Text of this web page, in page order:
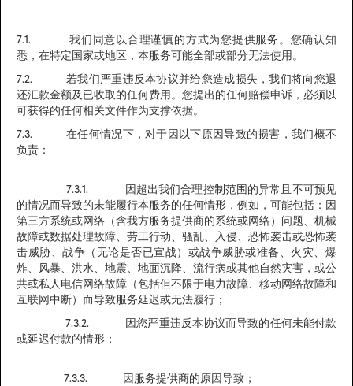
7.1. 我们同意以合理谨慎的方式为您提供服务。您确认知
悉，在特定国家或地区，本服务可能全部或部分无法使用。
7.2. 若我们严重违反本协议并给您造成损失，我们将向您退
还汇款金额及已收取的任何费用。您提出的任何赔偿申诉，必须以
可获得的任何相关文件作为支撑依据。
7.3. 在任何情况下，对于因以下原因导致的损害，我们概不
负责：
7.3.1. 因超出我们合理控制范围的异常且不可预见
的情况而导致的未能履行本服务的任何情形，例如，可能包括：因
第三方系统或网络（含我方服务提供商的系统或网络）问题、机械
故障或数据处理故障、劳工行动、骚乱、入侵、恐怖袭击或恐怖袭
击威胁、战争（无论是否已宣战）或战争威胁或准备、火灾、爆
炸、风暴、洪水、地震、地面沉降、流行病或其他自然灾害，或公
共或私人电信网络故障（包括但不限于电力故障、移动网络故障和
互联网中断）而导致服务延迟或无法履行；
7.3.2. 因您严重违反本协议而导致的任何未能付款
或延迟付款的情形；
7.3.3. 因服务提供商的原因导致；